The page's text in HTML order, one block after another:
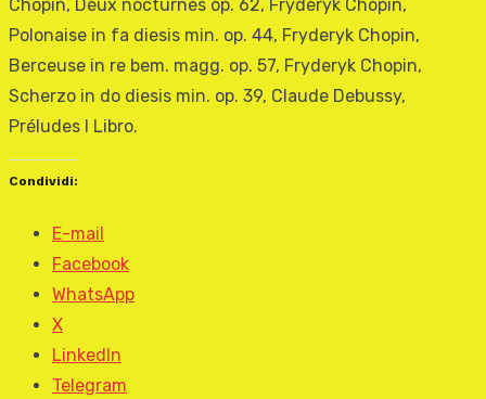
Chopin, Deux nocturnes op. 62, Fryderyk Chopin,
Polonaise in fa diesis min. op. 44, Fryderyk Chopin,
Berceuse in re bem. magg. op. 57, Fryderyk Chopin,
Scherzo in do diesis min. op. 39, Claude Debussy,
Préludes I Libro.
Condividi:
E-mail
Facebook
WhatsApp
X
LinkedIn
Telegram